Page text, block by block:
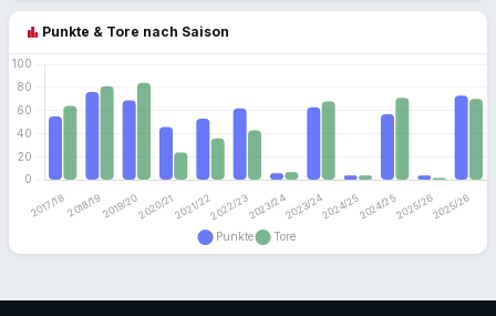
bar_chart Punkte & Tore nach Saison